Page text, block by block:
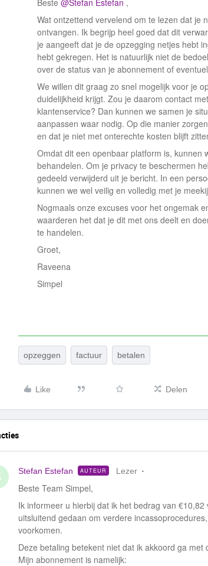
Beste ​ @Stefan Estefan ,
Wat ontzettend vervelend om te lezen dat je
ontvangen. Ik begrijp heel goed dat dit
je aangeeft dat je de opzegging netjes hebt
hebt gekregen. Het is natuurlijk niet de
over de status van je abonnement of
We willen dit graag zo snel mogelijk voor je
duidelijkheid krijgt. Zou je daarom contact
klantenservice? Dan kunnen we samen je
aanpassen waar nodig. Op die manier
en dat je niet met onterechte kosten blijft
Omdat dit een openbaar platform is, kunnen
behandelen. Om je privacy te beschermen
gedeeld verwijderd uit je bericht. In een
kunnen we wel veilig en volledig met je
Nogmaals onze excuses voor het ongemak
waarderen het dat je dit met ons deelt en
te handelen.
Groet,
Raveena
Simpel
opzeggen factuur betalen
Like Delen
Stefan Estefan AUTEUR Lezer
Beste Team Simpel,
Ik informeer u hierbij dat ik het bedrag van
uitsluitend gedaan om verdere
voorkomen.
Deze betaling betekent niet dat ik akkoord ga met
Mijn abonnement is namelijk: